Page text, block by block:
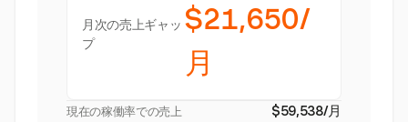
月次の売上ギャッ
プ
$21,650/
月
現在の稼働率での売上 $59,538/月